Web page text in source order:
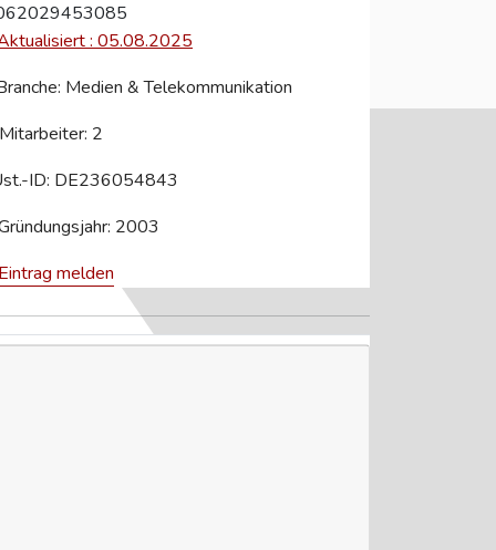
: 05.08.2025
Medien & Telekommunikation
2
ID: DE236054843
2003
melden